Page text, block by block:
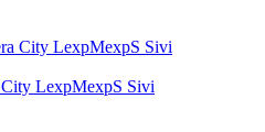
LexpMexpS Sivi